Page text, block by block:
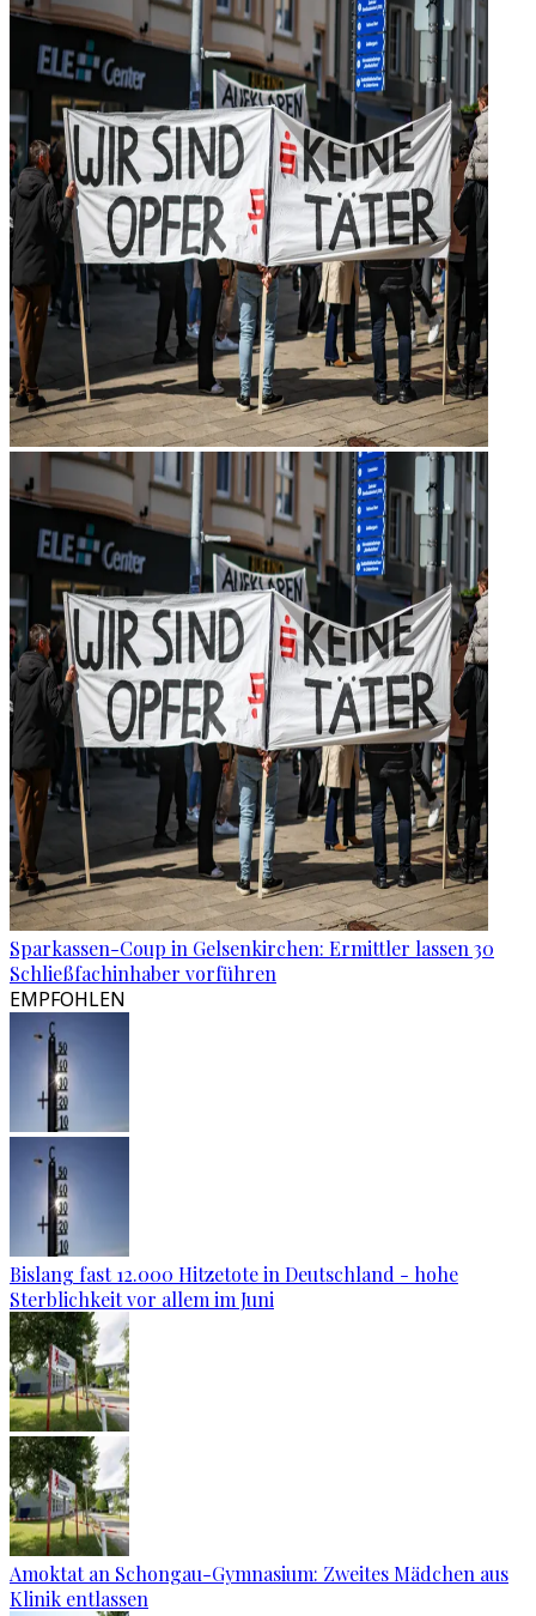
Sparkassen-Coup in Gelsenkirchen: Ermittler lassen 30
Schließfachinhaber vorführen
EMPFOHLEN
Bislang fast 12.000 Hitzetote in Deutschland - hohe
Sterblichkeit vor allem im Juni
Amoktat an Schongau-Gymnasium: Zweites Mädchen aus
Klinik entlassen